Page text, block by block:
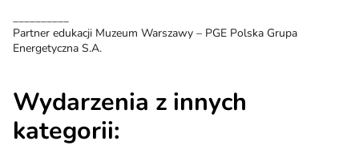
__________
Partner edukacji Muzeum Warszawy – PGE Polska Grupa
Energetyczna S.A.
Wydarzenia z innych
kategorii: